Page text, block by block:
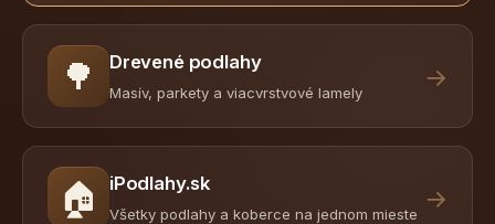
🌳 Drevené podlahy
Masív, parkety a viacvrstvové lamely
→
🏠 iPodlahy.sk
Všetky podlahy a koberce na jednom mieste
→